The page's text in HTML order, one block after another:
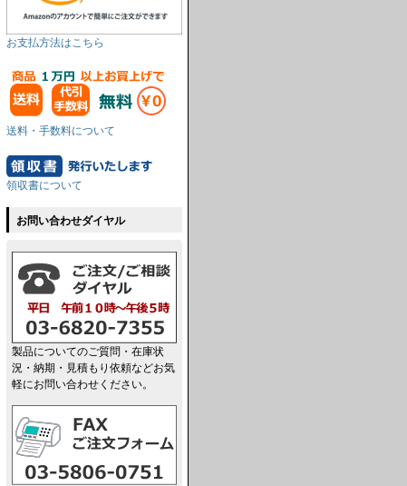
お支払方法はこちら
送料・手数料について
領収書について
お問い合わせダイヤル
製品についてのご質問・在庫状
況・納期・見積もり依頼などお気
軽にお問い合わせください。